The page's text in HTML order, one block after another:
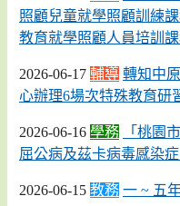
照顧兒童就學照顧訓練
教育就學照顧人員培訓課
2026-06-17 輔導 轉知中
心辦理6場次特殊教育研
2026-06-16 學務
「桃園
屈公病及茲卡病毒感染
2026-06-15 教務 一 ~ 五